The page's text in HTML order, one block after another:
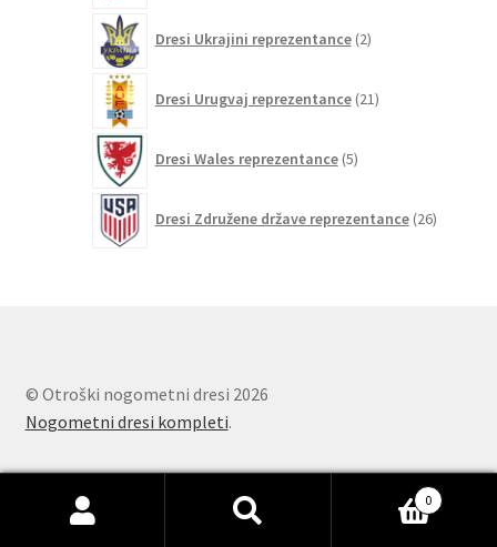
Dresi Ukrajini reprezentance 2izdelka
Dresi Urugvaj reprezentance 21izdelkov
Dresi Wales reprezentance 5izdelkov
Dresi Združene države reprezentance 26izdelkov
© Otroški nogometni dresi 2026
Nogometni dresi kompleti.
0